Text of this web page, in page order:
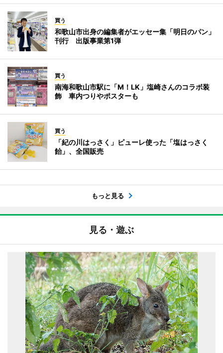
買う
和歌山市出身の編集者がエッセー集「明日のパン」
刊行 出版事業第1弾
買う
南海和歌山市駅に「M！LK」塩崎さんのコラボ装
飾 車内つりやポスターも
買う
「紀の川はっさく」ピューレ使った「塩はっさく
飴」、全国販売
もっと見る
見る・遊ぶ